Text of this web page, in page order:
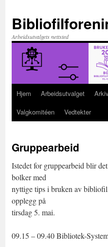
innhold
Arbeidsutvalgets nettsted
Hjem Arbeidsutvalget Arkiv
Valgkomitéen
Vedtekter
Gruppearbeid
Istedet for gruppearbeid blir
bolker med
nyttige tips i bruken av
opplegg på
tirsdag 5. mai.
09.15 – 09.40 Bibliotek-